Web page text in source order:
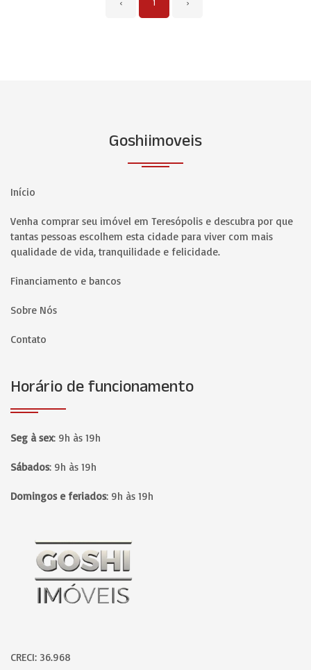
‹ 1 ›
Goshiimoveis
Início
Venha comprar seu imóvel em Teresópolis e descubra por que
tantas pessoas escolhem esta cidade para viver com mais
qualidade de vida, tranquilidade e felicidade.
Financiamento e bancos
Sobre Nós
Contato
Horário de funcionamento
Seg à sex: 9h às 19h
Sábados: 9h às 19h
Domingos e feriados: 9h às 19h
Página inicial
CRECI: 36.968